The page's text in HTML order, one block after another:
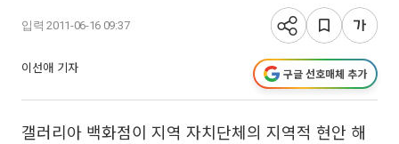
입력 2011-06-16 09:37
이선애 기자 구글 선호매체 추가
갤러리아 백화점이 지역 자치단체의 지역적 현안 해